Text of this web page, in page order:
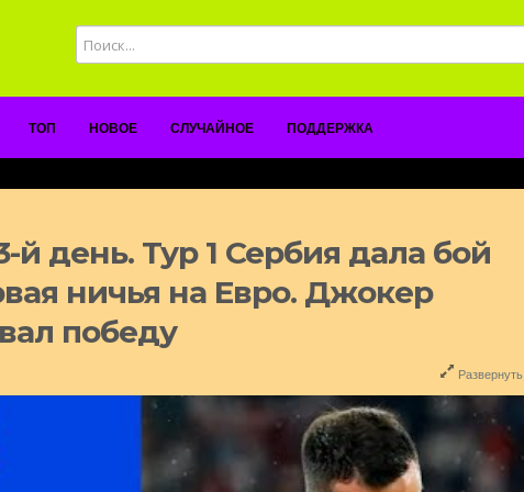
ТОП НОВОЕ СЛУЧАЙНОЕ ПОДДЕРЖКА
й день. Тур 1 Сербия дала бой
ничья на Евро. Джокер
победу
Развернуть